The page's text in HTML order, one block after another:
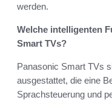
werden.
Welche intelligenten
Smart TVs?
Panasonic Smart TVs
ausgestattet, die eine
Sprachsteuerung und